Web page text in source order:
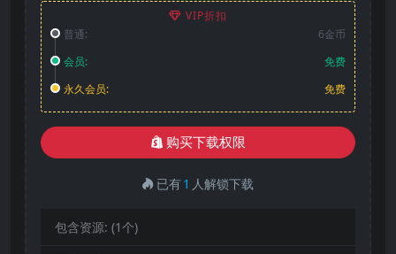
VIP折扣
普通:
6金币
会员:
免费
永久会员:
免费
购买下载权限
已有1 人解锁下载
包含资源: (1个)